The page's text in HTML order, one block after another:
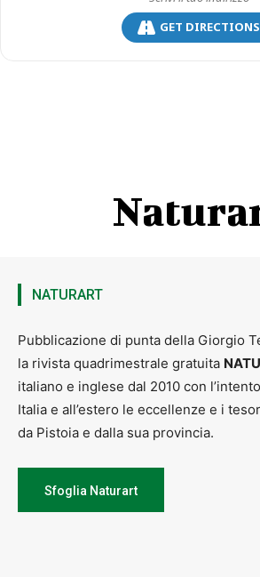
GET DIRECTIONS
NATURART
Pubblicazione di punta della Giorgio
la rivista quadrimestrale gratuita
italiano e inglese dal 2010 con
Italia e all’estero le eccellenze e i
da Pistoia e dalla sua provincia.
Sfoglia Naturart